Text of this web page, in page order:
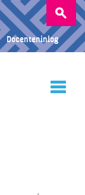
Zoeken
naar:
Docenteninlog